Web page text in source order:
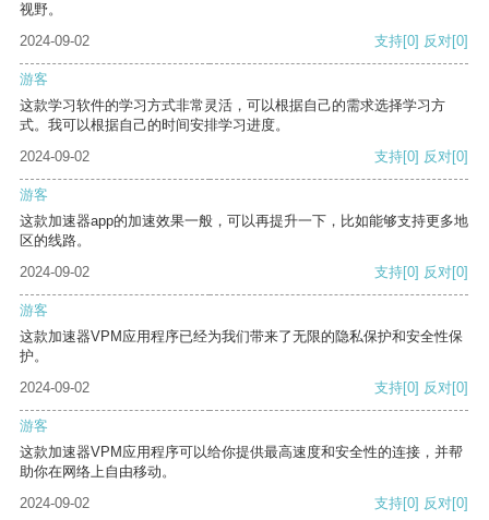
视野。
2024-09-02
支持[0] 反对[0]
游客
这款学习软件的学习方式非常灵活，可以根据自己的需求选择学习方
式。我可以根据自己的时间安排学习进度。
2024-09-02
支持[0] 反对[0]
游客
这款加速器app的加速效果一般，可以再提升一下，比如能够支持更多地
区的线路。
2024-09-02
支持[0] 反对[0]
游客
这款加速器VPM应用程序已经为我们带来了无限的隐私保护和安全性保
护。
2024-09-02
支持[0] 反对[0]
游客
这款加速器VPM应用程序可以给你提供最高速度和安全性的连接，并帮
助你在网络上自由移动。
2024-09-02
支持[0] 反对[0]